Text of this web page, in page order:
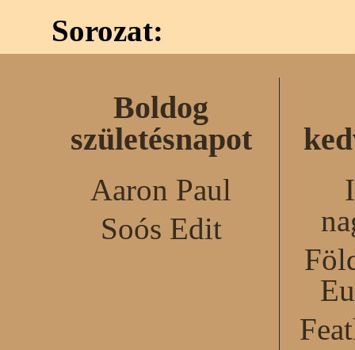
Sorozat:
Boldog
születésnapot
Aaron Paul
Soós Edit